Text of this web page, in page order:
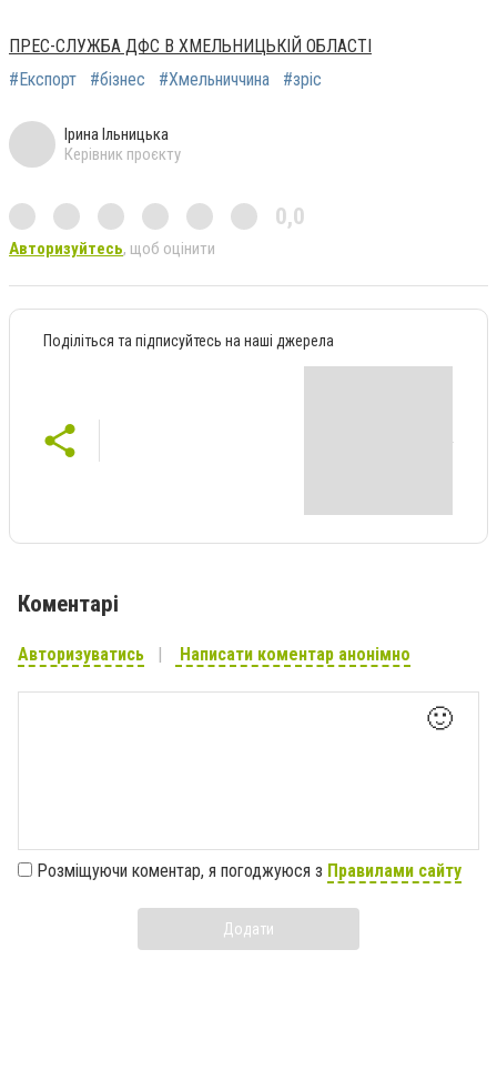
ПРЕС-СЛУЖБА ДФС В ХМЕЛЬНИЦЬКІЙ ОБЛАСТІ
#Експорт
#бізнес #Хмельниччина #зріс
Ірина Ільницька
Керівник проєкту
0,0
Авторизуйтесь, щоб оцінити
Поділіться та підписуйтесь на наші джерела
Коментарі
Авторизуватись Написати коментар анонімно
🙂
Розміщуючи коментар, я погоджуюся з Правилами сайту
Додати